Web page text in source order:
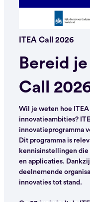
ITEA Call 2026
Bereid
Call
Wil je weten hoe
innovatieambities?
innovatieprogramma
Dit programma is
kennisinstellingen
en applicaties.
deelnemende
innovaties tot stand.